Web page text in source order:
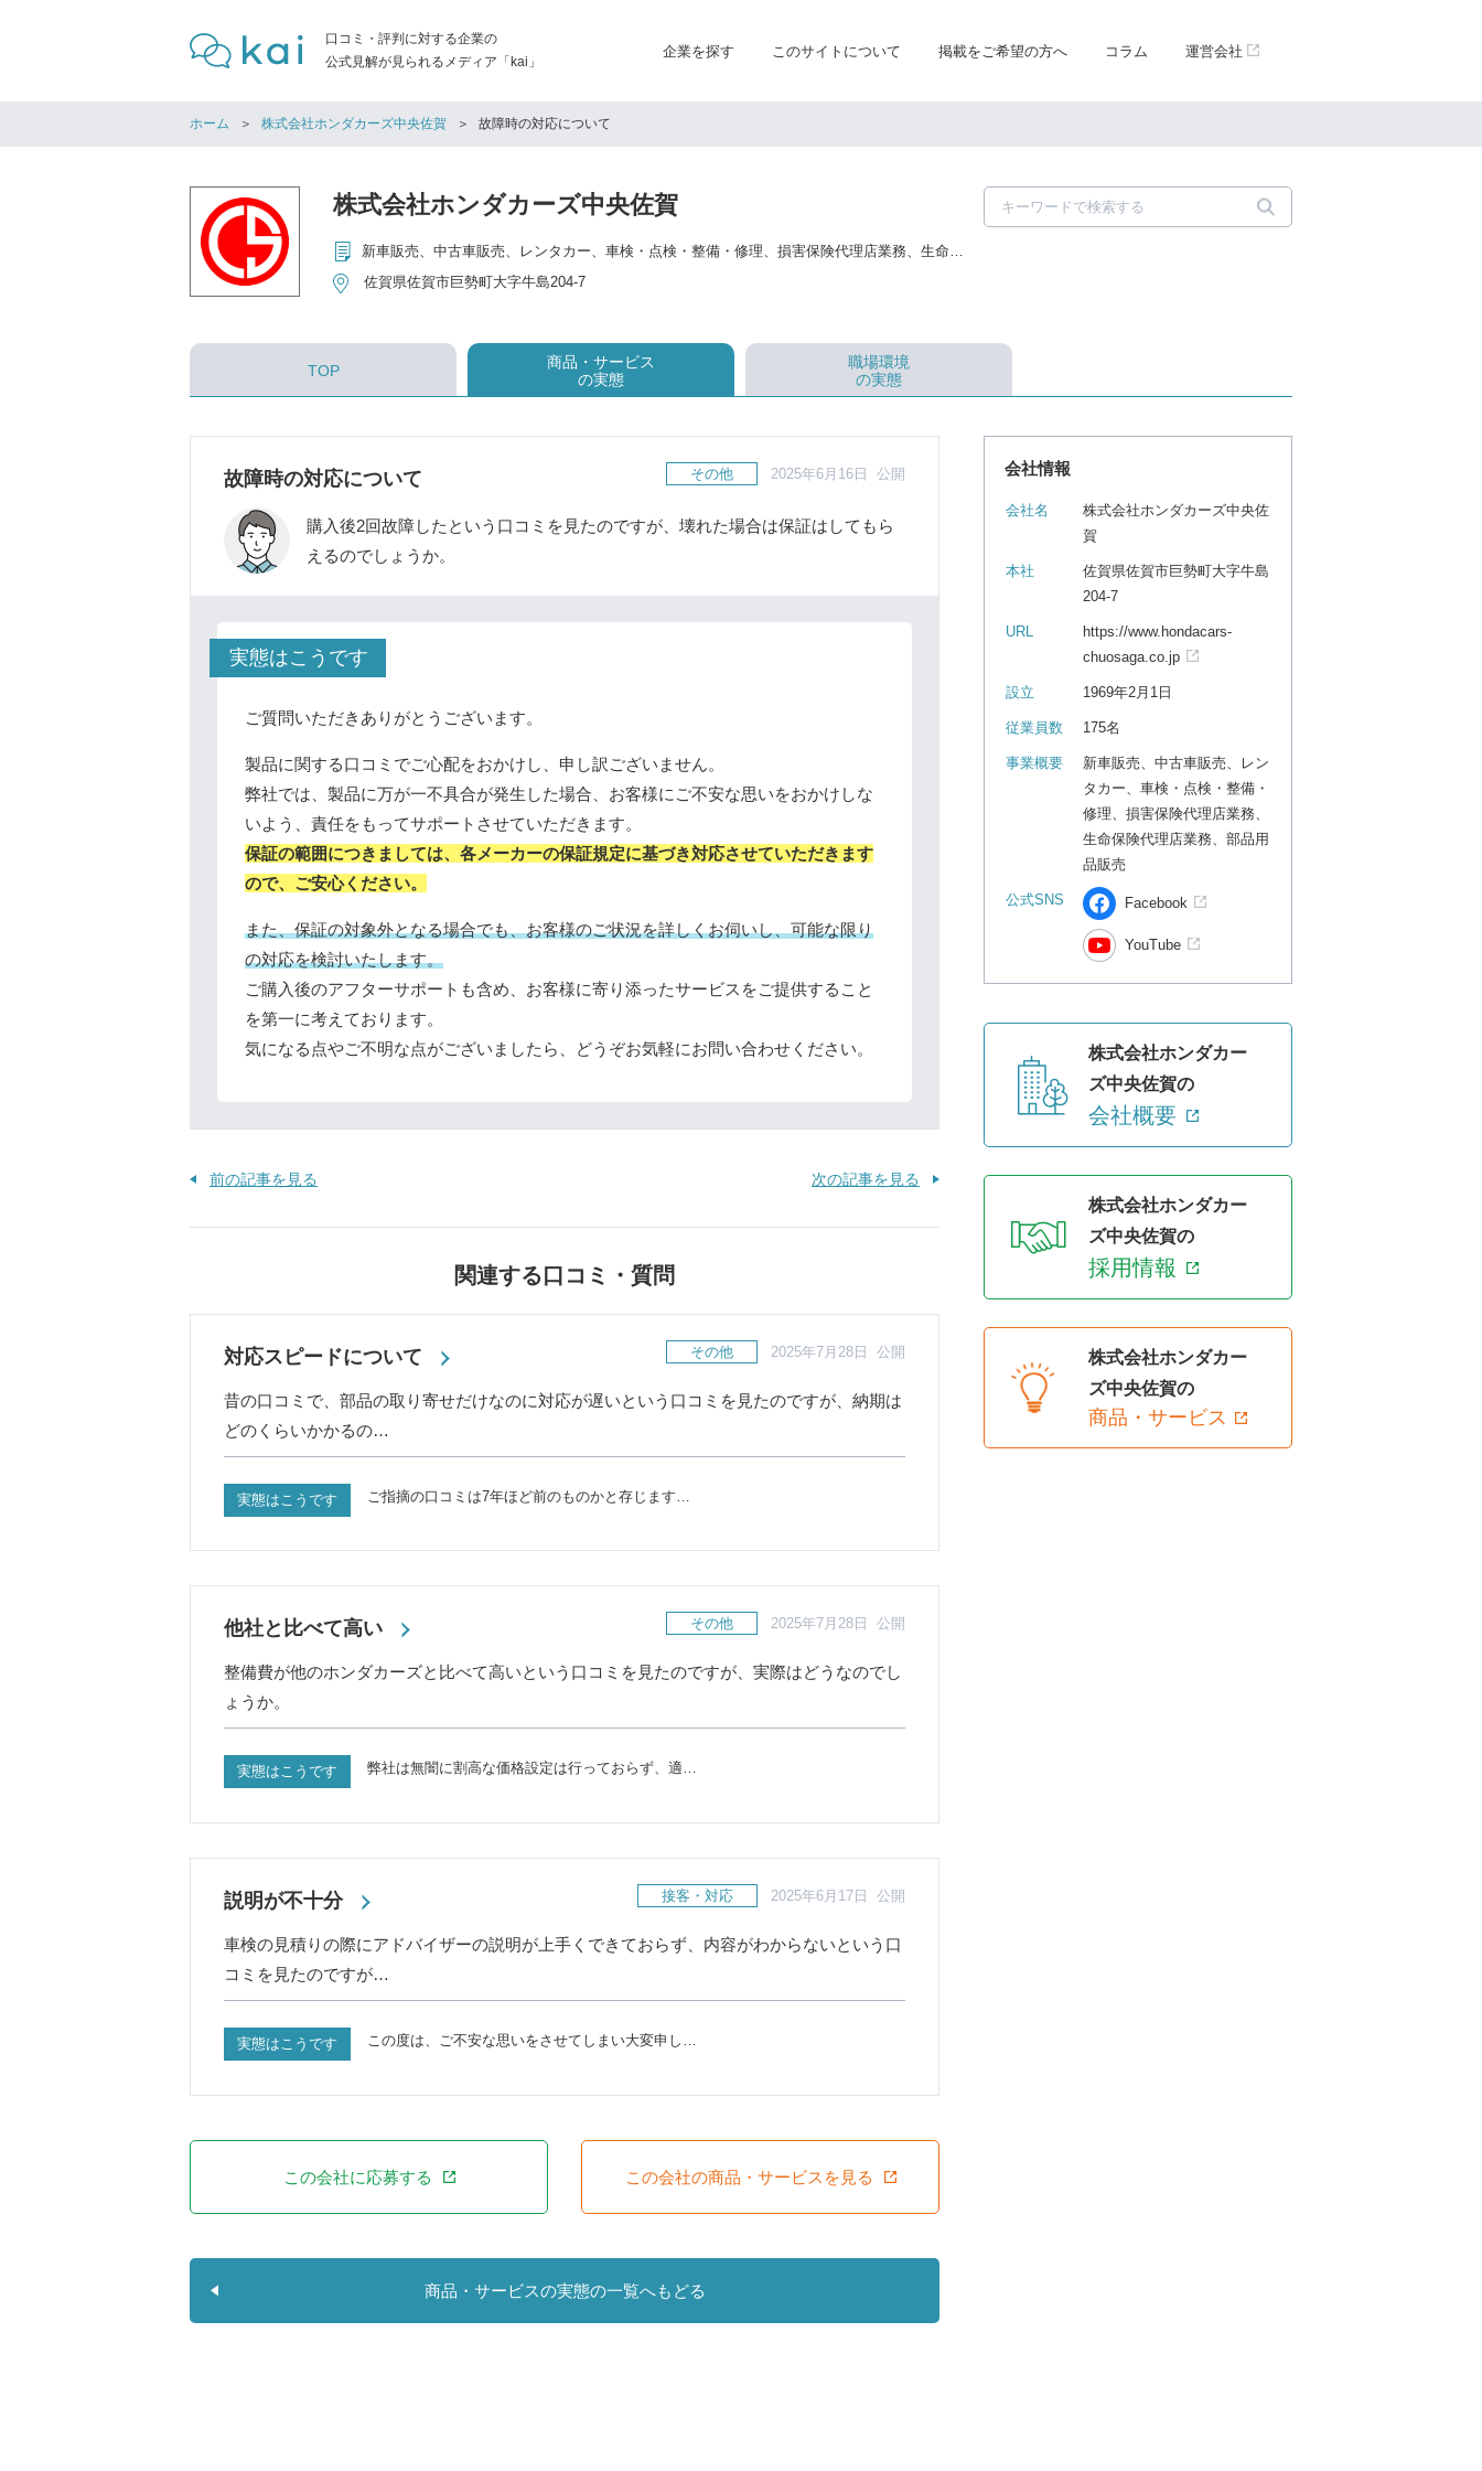
口コミ・評判に対する企業の
公式見解が見られるメディア「kai」
企業を探す このサイトについて 掲載をご希望の方へ コラム 運営会社
ホーム 株式会社ホンダカーズ中央佐賀 故障時の対応について
株式会社ホンダカーズ中央佐賀
新車販売、中古車販売、レンタカー、車検・点検・整備・修理、損害保険代理店業務、生命保険代理店業務、部品用品販売
佐賀県佐賀市巨勢町大字牛島204-7
TOP
商品・サービス
の実態
職場環境
の実態
故障時の対応について その他 2025年6月16日 公開
購入後2回故障したという口コミを見たのですが、壊れた場合は保証はしてもら
えるのでしょうか。
実態はこうです
ご質問いただきありがとうございます。
製品に関する口コミでご心配をおかけし、申し訳ございません。
弊社では、製品に万が一不具合が発生した場合、お客様にご不安な思いをおかけしな
いよう、責任をもってサポートさせていただきます。
保証の範囲につきましては、各メーカーの保証規定に基づき対応させていただきます
ので、ご安心ください。
また、保証の対象外となる場合でも、お客様のご状況を詳しくお伺いし、可能な限り
の対応を検討いたします。
ご購入後のアフターサポートも含め、お客様に寄り添ったサービスをご提供すること
を第一に考えております。
気になる点やご不明な点がございましたら、どうぞお気軽にお問い合わせください。
前の記事を見る 次の記事を見る
関連する口コミ・質問
対応スピードについて その他 2025年7月28日 公開
昔の口コミで、部品の取り寄せだけなのに対応が遅いという口コミを見たのですが、納期は
どのくらいかかるの…
実態はこうです ご指摘の口コミは7年ほど前のものかと存じます…
他社と比べて高い その他 2025年7月28日 公開
整備費が他のホンダカーズと比べて高いという口コミを見たのですが、実際はどうなのでし
ょうか。
実態はこうです 弊社は無闇に割高な価格設定は行っておらず、適…
説明が不十分 接客・対応 2025年6月17日 公開
車検の見積りの際にアドバイザーの説明が上手くできておらず、内容がわからないという口
コミを見たのですが…
実態はこうです この度は、ご不安な思いをさせてしまい大変申し…
この会社に応募する この会社の商品・サービスを見る
商品・サービスの実態の一覧へもどる
会社情報
会社名
株式会社ホンダカーズ中央佐
賀
本社
佐賀県佐賀市巨勢町大字牛島
204-7
URL
https://www.hondacars-
chuosaga.co.jp
設立 1969年2月1日
従業員数 175名
事業概要
新車販売、中古車販売、レン
タカー、車検・点検・整備・
修理、損害保険代理店業務、
生命保険代理店業務、部品用
品販売
公式SNS Facebook
YouTube
株式会社ホンダカー
ズ中央佐賀の
会社概要
株式会社ホンダカー
ズ中央佐賀の
採用情報
株式会社ホンダカー
ズ中央佐賀の
商品・サービス